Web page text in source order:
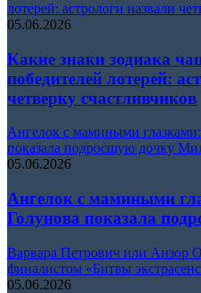
лотерей: астрологи назвали
05.06.2026
Какие знаки зодиака
победителей лотерей:
четверку счастливчиков
Ангелок с мамиными
показала подросшую дочку
05.06.2026
Ангелок с мамиными
Голунова показала
Варвара Петрович или Анзор
финалистом «Битвы
05.06.2026